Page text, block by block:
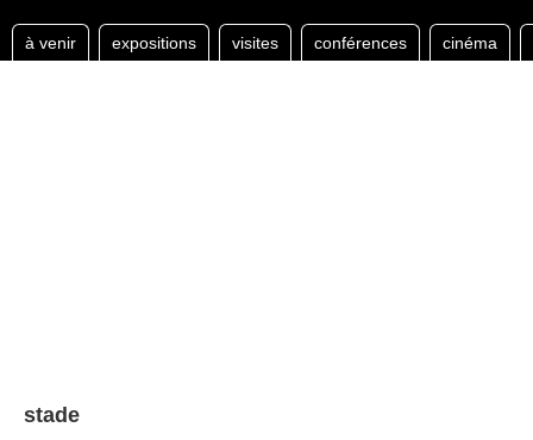
à venir expositions visites conférences cinéma
stade